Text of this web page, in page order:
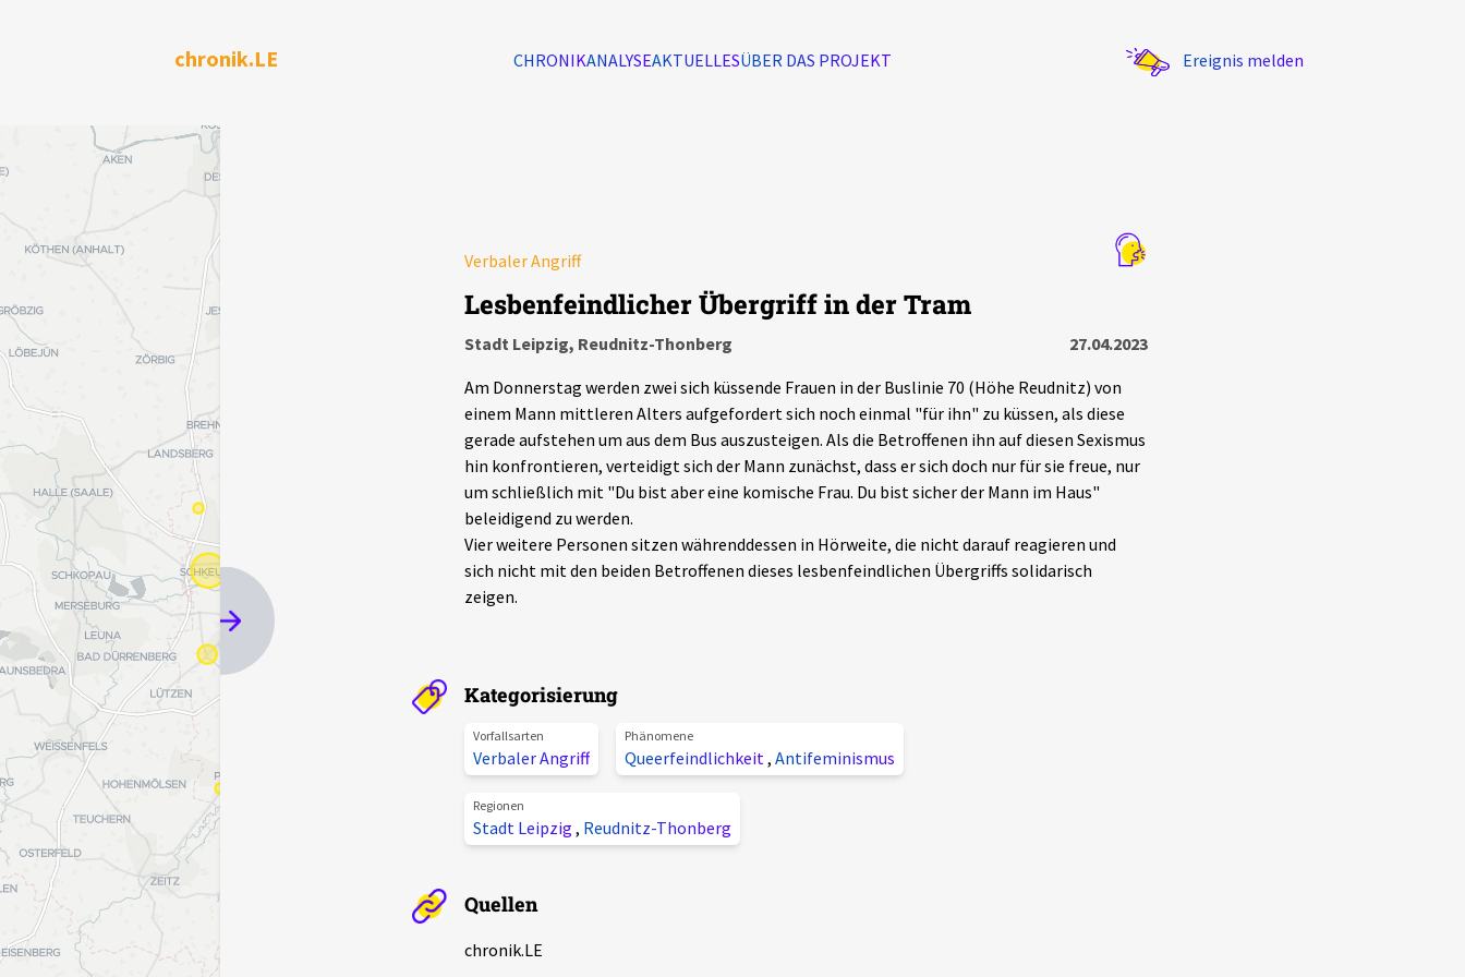
chronik.LE CHRONIKANALYSEAKTUELLESÜBER DAS PROJEKT Ereignis melden
Verbaler Angriff
Lesbenfeindlicher Übergriff in der Tram
Stadt Leipzig, Reudnitz-Thonberg
27.04.2023
Am Donnerstag werden zwei sich küssende Frauen in der Buslinie 70 (Höhe Reudnitz) von
einem Mann mittleren Alters aufgefordert sich noch einmal "für ihn" zu küssen, als diese
gerade aufstehen um aus dem Bus auszusteigen. Als die Betroffenen ihn auf diesen Sexismus
hin konfrontieren, verteidigt sich der Mann zunächst, dass er sich doch nur für sie freue, nur
um schließlich mit "Du bist aber eine komische Frau. Du bist sicher der Mann im Haus"
beleidigend zu werden.
Vier weitere Personen sitzen währenddessen in Hörweite, die nicht darauf reagieren und
sich nicht mit den beiden Betroffenen dieses lesbenfeindlichen Übergriffs solidarisch
zeigen.
Kategorisierung
Vorfallsarten
Verbaler Angriff
Phänomene
Queerfeindlichkeit , Antifeminismus
Regionen
Stadt Leipzig , Reudnitz-Thonberg
Quellen
chronik.LE